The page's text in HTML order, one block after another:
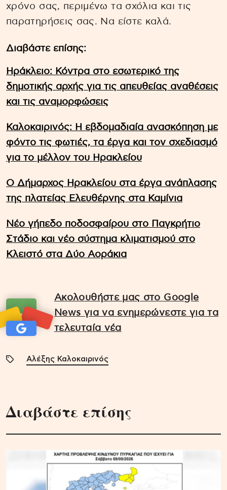
χρόνο σας, περιμένω τα σχόλια και τις
παρατηρήσεις σας. Να είστε καλά.
Διαβάστε επίσης:
Ηράκλειο: Κόντρα στο εσωτερικό της
δημοτικής αρχής για τις απευθείας αναθέσεις
και τις αναμορφώσεις
Καλοκαιρινός: Η εβδομαδιαία ανασκόπηση με
φόντο τις φωτιές, τα έργα και τον σχεδιασμό
για το μέλλον του Ηρακλείου
Ο Δήμαρχος Ηρακλείου στα έργα ανάπλασης
της πλατείας Ελευθέρνης στα Καμίνια
Νέο γήπεδο ποδοσφαίρου στο Παγκρήτιο
Στάδιο και νέο σύστημα κλιματισμού στο
Κλειστό στα Δύο Αοράκια
Ακολουθήστε μας στο Google
News για να ενημερώνεστε για τα
τελευταία νέα
Αλέξης Καλοκαιρινός
Διαβάστε επίσης